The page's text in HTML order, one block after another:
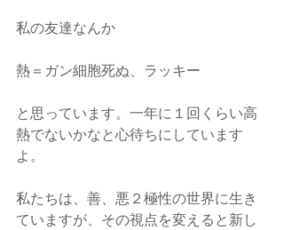
私の友達なんか
熱＝ガン細胞死ぬ、ラッキー
と思っています。一年に１回くらい高
熱でないかなと心待ちにしています
よ。
私たちは、善、悪２極性の世界に生き
ていますが、その視点を変えると新し